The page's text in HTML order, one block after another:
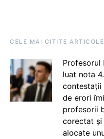
CELE MAI CITITE ARTICOLE
Profesorul
luat nota
contestații
de erori
profesorii
corectat și
alocate